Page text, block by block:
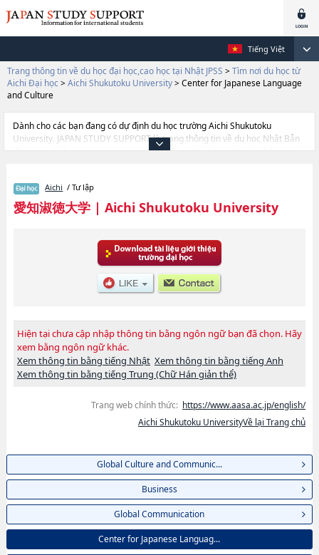
Tiếng Việt
Trang thông tin về du học đại học,cao học tại Nhật JPSS > Tìm nơi du học từ
Aichi Đại học > Aichi Shukutoku University> Center for Japanese Language
and Culture
Dành cho các bạn đang có dự định du học trường Aichi Shukutoku
University. JAPAN STUDY SUPPORT là trang thông tin về du học Nhật Bản
dành cho du học sinh nước ngoài, được đồng vận hành bởi Hiệp hội Asia
BusinesshoặcNgành Global CommunicationhoặcNgành Center for
Japanese Language and CulturehoặcNgành LettershoặcNgành Human
InformaticshoặcNgành PsychologyhoặcNgành Creation and
and Health ScienceshoặcNgành Human ServiceshoặcNgành Education
(tentative translation)hoặcNgành Architecture (tentative translation) của
Aichi Shukutoku University cũng như thông tin chi tiết về từng ngành học,
nên nếu bạn đang tìm hiểu thông tin du học liên quan tới Aichi Shukutoku
University thì hãy sử dụng trang web này.Ngoài ra còn có cả thông tin của
chuyên môn đang tiếp nhận du học sinh.
Aichi / Tư lập
愛知淑徳大学| Aichi Shukutoku University
Hiện tại chưa cập nhập thông tin bằng ngôn ngữ bạn đã chọn. Hãy
xem bằng ngôn ngữ khác.
Xem thông tin bằng tiếng Nhật Xem thông tin bằng tiếng Anh
Xem thông tin bằng tiếng Trung (Chữ Hán giản thể)
Trang web chính thức: https://www.aasa.ac.jp/english/
Aichi Shukutoku UniversityVề lại Trang chủ
Global Culture and Communic...
Business
Global Communication
Center for Japanese Languag...